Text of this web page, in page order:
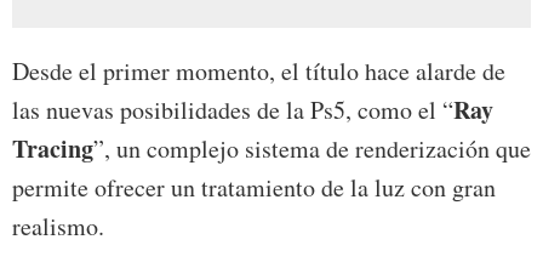
Desde el primer momento, el título hace alarde de
las nuevas posibilidades de la Ps5, como el “Ray
Tracing”, un complejo sistema de renderización que
permite ofrecer un tratamiento de la luz con gran
realismo.